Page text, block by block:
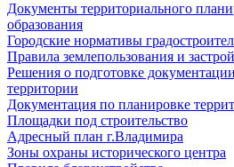
Документы территориального
образования
Городские нормативы
Правила землепользования и
Решения о подготовке
территории
Документация по планировке
Площадки под строительство
Адресный план г.Владимира
Зоны охраны исторического центра